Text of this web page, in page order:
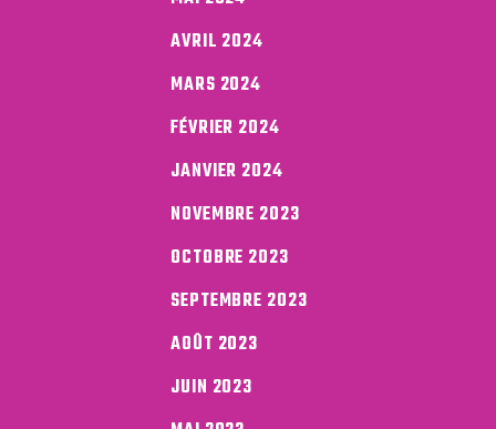
AVRIL 2024
MARS 2024
FÉVRIER 2024
JANVIER 2024
NOVEMBRE 2023
OCTOBRE 2023
SEPTEMBRE 2023
AOÛT 2023
JUIN 2023